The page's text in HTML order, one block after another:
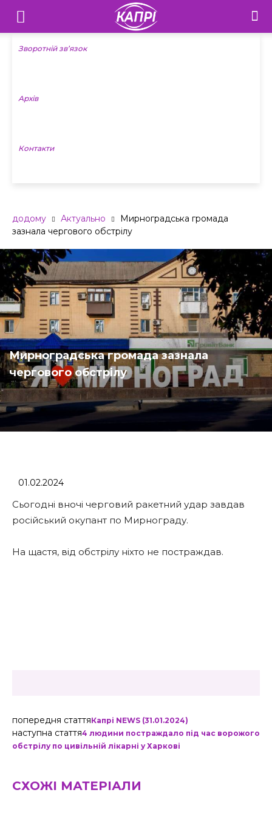
Телебачення
«Капрі»
Новини
Зворотній зв’язок
Архів
Контакти
додому Актуально
Мирноградська громада
зазнала чергового обстрілу
Мирноградська громада зазнала
чергового обстрілу
01.02.2024
Сьогодні вночі черговий ракетний удар завдав
російський окупант по Мирнограду.
На щастя, від обстрілу ніхто не постраждав.
попередня статтяКапрі NEWS (31.01.2024)
наступна стаття4 людини постраждало під час ворожого
обстрілу по цивільній лікарні у Харкові
СХОЖІ МАТЕРІАЛИ